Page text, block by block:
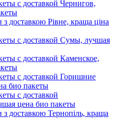
с доставкой Чернигов,
з доставкою Рівне, краща ціна
с доставкой Сумы, лучшая
с доставкой Каменское,
с доставкой Горишние
био пакеты
с доставкой
цена био пакеты
з доставкою Тернопіль, краща